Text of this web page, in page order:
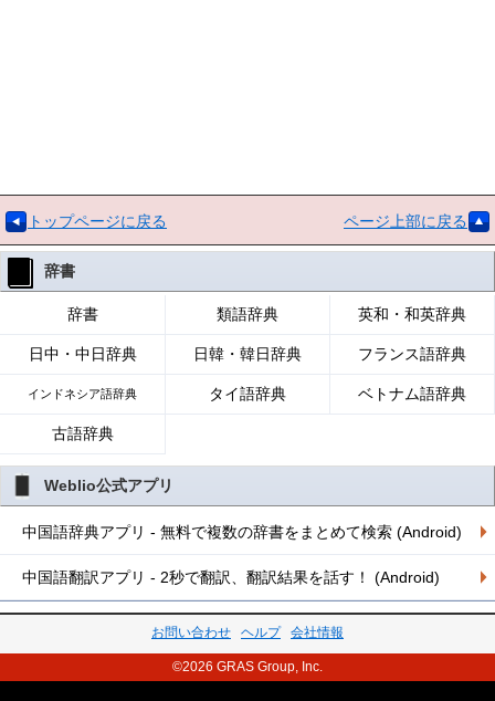
トップページに戻る ページ上部に戻る
辞書
辞書 類語辞典 英和・和英辞典
日中・中日辞典 日韓・韓日辞典 フランス語辞典
インドネシア語辞典 タイ語辞典 ベトナム語辞典
古語辞典
Weblio公式アプリ
中国語辞典アプリ - 無料で複数の辞書をまとめて検索 (Android)
中国語翻訳アプリ - 2秒で翻訳、翻訳結果を話す！ (Android)
お問い合わせ ヘルプ 会社情報
©2026 GRAS Group, Inc.